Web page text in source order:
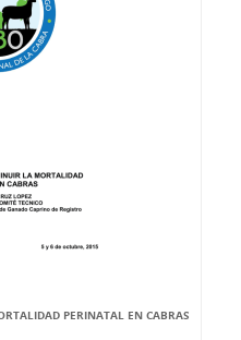
PERINATAL EN CABRAS